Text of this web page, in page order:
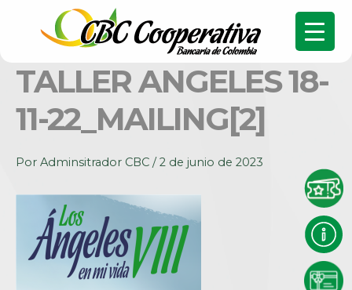
TALLER ANGELES 18-
11-22_MAILING[2]
Por Adminsitrador CBC /2 de junio de 2023